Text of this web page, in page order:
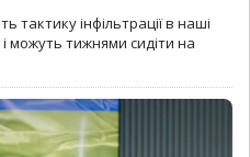
інфільтрації в наші
можуть тижнями сидіти на